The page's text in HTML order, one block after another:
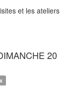
et les ateliers
20